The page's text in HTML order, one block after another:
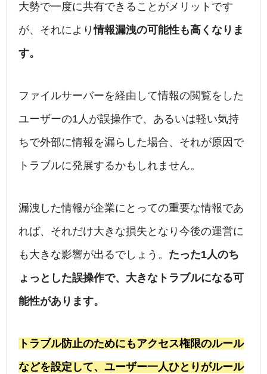
大勢で一度に共有できることがメリットです
が、それにより情報漏洩の可能性も高くなりま
す。
ファイルサーバーを経由して情報の閲覧をした
ユーザーの1人が誤操作で、あるいは軽い気持
ちで外部に情報を漏らした場合、それが原因で
トラブルに発展するかもしれません。
漏洩した情報が企業にとっての重要な情報であ
れば、それだけ大きな損失となり今後の運営に
も大きな影響が出るでしょう。 たった1人のち
ょっとした誤操作で、大きなトラブルになる可
能性があります。
トラブル防止のためにもアクセス権限のルール
などを設定して、ユーザー一人ひとりがルール